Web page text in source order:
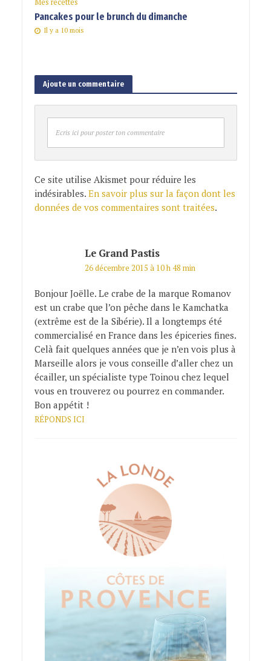
Mes recettes
Pancakes pour le brunch du dimanche
Il y a 10 mois
Ajoute un commentaire
Ecris ici pour poster ton commentaire
Ce site utilise Akismet pour réduire les
indésirables. En savoir plus sur la façon dont les
données de vos commentaires sont traitées.
Le Grand Pastis
26 décembre 2015 à 10 h 48 min
Bonjour Joëlle. Le crabe de la marque Romanov
est un crabe que l’on pêche dans le Kamchatka
(extrême est de la Sibérie). Il a longtemps été
commercialisé en France dans les épiceries fines.
Celà fait quelques années que je n’en vois plus à
Marseille alors je vous conseille d’aller chez un
écailler, un spécialiste type Toinou chez lequel
vous en trouverez ou pourrez en commander.
Bon appétit !
RÉPONDS ICI